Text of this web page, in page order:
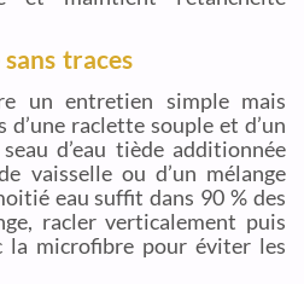
traces
un entretien simple mais
raclette souple et d’un
d’eau tiède additionnée
vaisselle ou d’un mélange
eau suffit dans 90 % des
racler verticalement puis
la microfibre pour éviter les